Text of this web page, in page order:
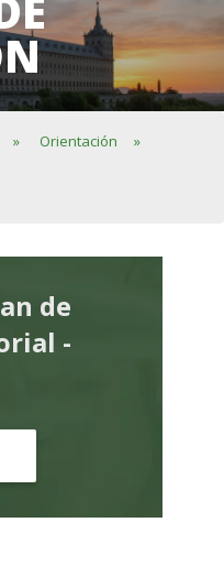
» Orientación »
de
-